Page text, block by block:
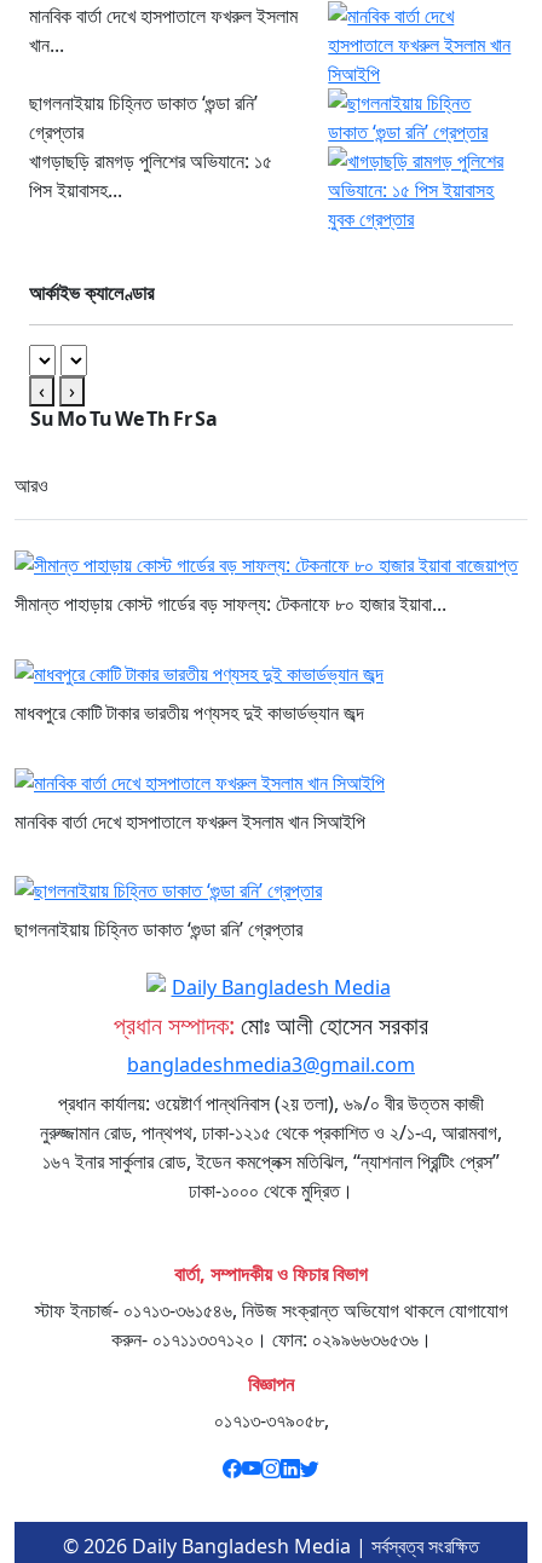
মানবিক বার্তা দেখে হাসপাতালে ফখরুল ইসলাম
খান...
ছাগলনাইয়ায় চিহ্নিত ডাকাত ‘গুন্ডা রনি’
গ্রেপ্তার
খাগড়াছড়ি রামগড় পুলিশের অভিযানে: ১৫
পিস ইয়াবাসহ...
আর্কাইভ ক্যালেণ্ডার
‹
›
SuMoTuWeThFrSa
আরও
সীমান্ত পাহাড়ায় কোস্ট গার্ডের বড় সাফল্য: টেকনাফে ৮০ হাজার ইয়াবা...
মাধবপুরে কোটি টাকার ভারতীয় পণ্যসহ দুই কাভার্ডভ্যান জব্দ
মানবিক বার্তা দেখে হাসপাতালে ফখরুল ইসলাম খান সিআইপি
ছাগলনাইয়ায় চিহ্নিত ডাকাত ‘গুন্ডা রনি’ গ্রেপ্তার
প্রধান সম্পাদক: মোঃ আলী হোসেন সরকার
bangladeshmedia3@gmail.com
প্রধান কার্যালয়: ওয়েষ্টার্ণ পান্থনিবাস (২য় তলা), ৬৯/০ বীর উত্তম কাজী
নুরুজ্জামান রোড, পান্থপথ, ঢাকা-১২১৫ থেকে প্রকাশিত ও ২/১-এ, আরামবাগ,
১৬৭ ইনার সার্কুলার রোড, ইডেন কমপ্লেক্স মতিঝিল, “ন্যাশনাল প্রিন্টিং প্রেস”
ঢাকা-১০০০ থেকে মুদ্রিত।
বার্তা, সম্পাদকীয় ও ফিচার বিভাগ
স্টাফ ইনচার্জ- ০১৭১৩-৩৬১৫৪৬, নিউজ সংক্রান্ত অভিযোগ থাকলে যোগাযোগ
করুন- ০১৭১১৩৩৭১২০। ফোন: ০২৯৯৬৬৩৬৫৩৬।
বিজ্ঞাপন
০১৭১৩-৩৭৯০৫৮,
© 2026 Daily Bangladesh Media | সর্বস্বত্ব সংরক্ষিত